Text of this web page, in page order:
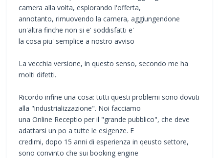
camera alla volta, esplorando l'offerta,
annotanto, rimuovendo la camera, aggiungendone
un'altra finche non si e' soddisfatti e'
la cosa piu' semplice a nostro avviso
La vecchia versione, in questo senso, secondo me ha
molti difetti.
Ricordo infine una cosa: tutti questi problemi sono dovuti
alla "industrializzazione". Noi facciamo
una Online Receptio per il "grande pubblico", che deve
adattarsi un po a tutte le esigenze. E
credimi, dopo 15 anni di esperienza in qeusto settore,
sono convinto che sui booking engine